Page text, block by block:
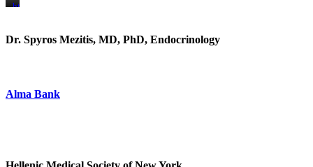
https://www.unitedbrothersfruitmarkets.com/
https://www.unitedbrothersfruitmarkets.com/
Dr. Spyros Mezitis, MD, PhD, Endocrinology
Alma Bank